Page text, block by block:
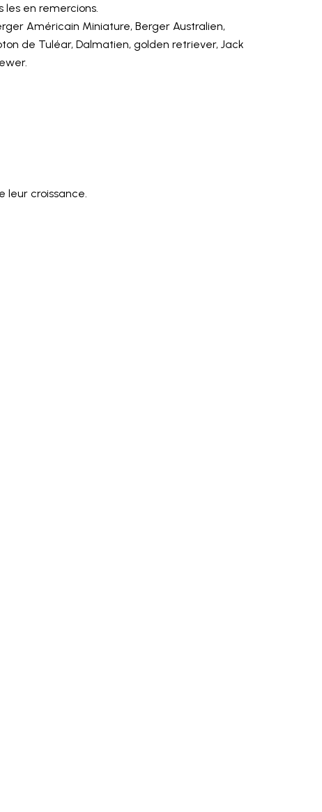
en remercions.
Américain Miniature, Berger Australien,
de Tuléar, Dalmatien, golden retriever, Jack
leur croissance.